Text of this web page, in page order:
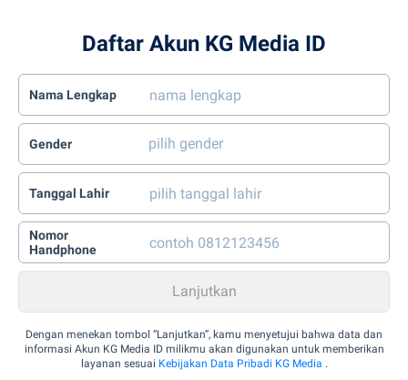
Daftar Akun KG Media ID
Nama Lengkap
Gender
Tanggal Lahir
Nomor
Handphone
Dengan menekan tombol “Lanjutkan”, kamu menyetujui bahwa data dan
informasi Akun KG Media ID milikmu akan digunakan untuk memberikan
layanan sesuai Kebijakan Data Pribadi KG Media .